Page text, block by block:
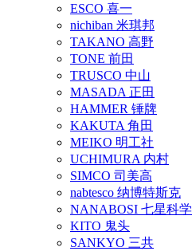
ESCO 喜一
nichiban 米琪邦
TAKANO 高野
TONE 前田
TRUSCO 中山
MASADA 正田
HAMMER 锤牌
KAKUTA 角田
MEIKO 明工社
UCHIMURA 内村
SIMCO 司美高
nabtesco 纳博特斯克
NANABOSI 七星科学
KITO 鬼头
SANKYO 三共